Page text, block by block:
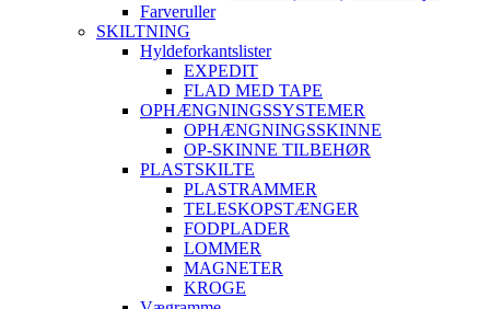
Farveruller
SKILTNING
Hyldeforkantslister
EXPEDIT
FLAD MED TAPE
OPHÆNGNINGSSYSTEMER
OPHÆNGNINGSSKINNE
OP-SKINNE TILBEHØR
PLASTSKILTE
PLASTRAMMER
TELESKOPSTÆNGER
FODPLADER
LOMMER
MAGNETER
KROGE